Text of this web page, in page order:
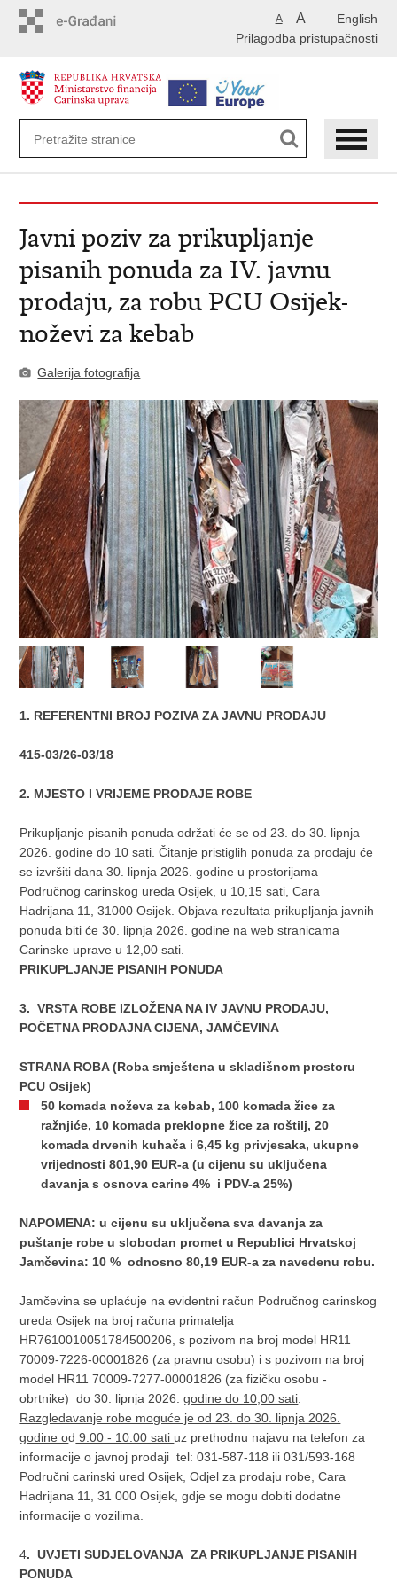
English
A A
Prilagodba pristupačnosti
Javni poziv za prikupljanje
pisanih ponuda za IV. javnu
prodaju, za robu PCU Osijek-
noževi za kebab
Galerija fotografija
1. REFERENTNI BROJ POZIVA ZA JAVNU PRODAJU
415-03/26-03/18
2. MJESTO I VRIJEME PRODAJE ROBE
Prikupljanje pisanih ponuda održati će se od 23. do 30. lipnja
2026. godine do 10 sati. Čitanje pristiglih ponuda za prodaju će
se izvršiti dana 30. lipnja 2026. godine u prostorijama
Područnog carinskog ureda Osijek, u 10,15 sati, Cara
Hadrijana 11, 31000 Osijek. Objava rezultata prikupljanja javnih
ponuda biti će 30. lipnja 2026. godine na web stranicama
Carinske uprave u 12,00 sati.
PRIKUPLJANJE PISANIH PONUDA
3. VRSTA ROBE IZLOŽENA NA IV JAVNU PRODAJU,
POČETNA PRODAJNA CIJENA, JAMČEVINA
STRANA ROBA (Roba smještena u skladišnom prostoru
PCU Osijek)
50 komada noževa za kebab, 100 komada žice za
ražnjiće, 10 komada preklopne žice za roštilj, 20
komada drvenih kuhača i 6,45 kg privjesaka, ukupne
vrijednosti 801,90 EUR-a (u cijenu su uključena
davanja s osnova carine 4% i PDV-a 25%)
NAPOMENA: u cijenu su uključena sva davanja za
puštanje robe u slobodan promet u Republici Hrvatskoj
Jamčevina: 10 % odnosno 80,19 EUR-a za navedenu robu.
Jamčevina se uplaćuje na evidentni račun Područnog carinskog
ureda Osijek na broj računa primatelja
HR7610010051784500206, s pozivom na broj model HR11
70009-7226-00001826 (za pravnu osobu) i s pozivom na broj
model HR11 70009-7277-00001826 (za fizičku osobu -
obrtnike) do 30. lipnja 2026.godine do 10,00 sati.
Razgledavanje robe moguće je od 23. do 30. lipnja 2026.
godine od 9.00 - 10.00 sati uz prethodnu najavu na telefon za
informacije o javnoj prodaji tel: 031-587-118 ili 031/593-168
Područni carinski ured Osijek, Odjel za prodaju robe, Cara
Hadrijana 11, 31 000 Osijek, gdje se mogu dobiti dodatne
informacije o vozilima.
4. UVJETI SUDJELOVANJA ZA PRIKUPLJANJE PISANIH
PONUDA